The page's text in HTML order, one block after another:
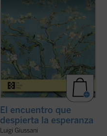
inversión de perspectiva: las necesidades
El encuentro que
despierta la esperanza
Luigi Giussani